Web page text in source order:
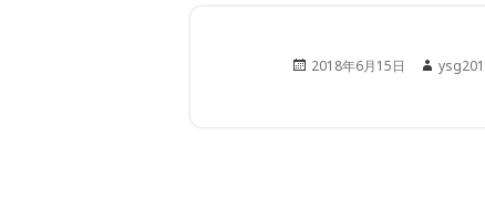
Posted
2018年6月15日 Author